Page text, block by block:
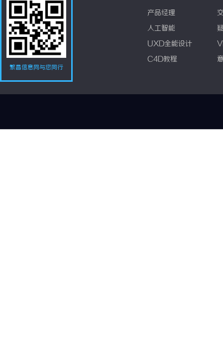
繁昌信息网与您同行
产品经理
人工智能
UXD全能设计
C4D教程